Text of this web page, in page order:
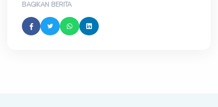
BAGIKAN BERITA